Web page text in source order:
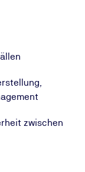
zwischen